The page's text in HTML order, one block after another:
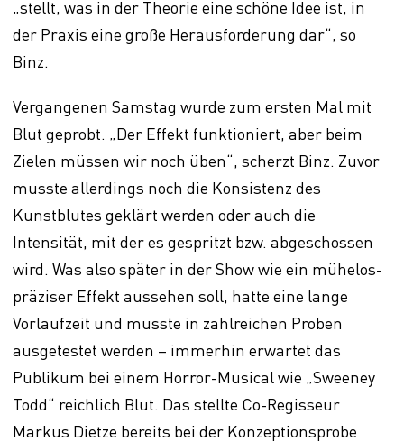
„stellt, was in der Theorie eine schöne Idee ist, in
der Praxis eine große Herausforderung dar“, so
Binz.
Vergangenen Samstag wurde zum ersten Mal mit
Blut geprobt. „Der Effekt funktioniert, aber beim
Zielen müssen wir noch üben“, scherzt Binz. Zuvor
musste allerdings noch die Konsistenz des
Kunstblutes geklärt werden oder auch die
Intensität, mit der es gespritzt bzw. abgeschossen
wird. Was also später in der Show wie ein mühelos-
präziser Effekt aussehen soll, hatte eine lange
Vorlaufzeit und musste in zahlreichen Proben
ausgetestet werden – immerhin erwartet das
Publikum bei einem Horror-Musical wie „Sweeney
Todd“ reichlich Blut. Das stellte Co-Regisseur
Markus Dietze bereits bei der Konzeptionsprobe